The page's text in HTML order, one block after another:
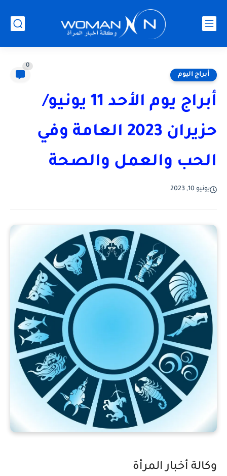
أبراج اليوم
0
أبراج يوم الأحد 11 يونيو/
حزيران 2023 العامة وفي
الحب والعمل والصحة
يونيو 10, 2023
وكالة أخبار المرأة